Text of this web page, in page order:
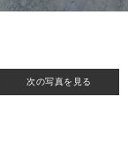
次の写真を見る